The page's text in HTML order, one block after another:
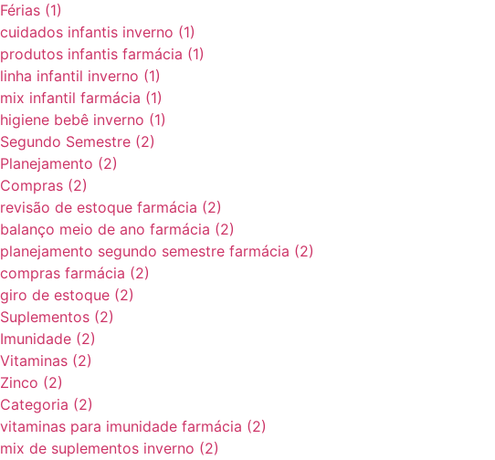
Férias (1)
cuidados infantis inverno (1)
produtos infantis farmácia (1)
linha infantil inverno (1)
mix infantil farmácia (1)
higiene bebê inverno (1)
Segundo Semestre (2)
Planejamento (2)
Compras (2)
revisão de estoque farmácia (2)
balanço meio de ano farmácia (2)
planejamento segundo semestre farmácia (2)
compras farmácia (2)
giro de estoque (2)
Suplementos (2)
Imunidade (2)
Vitaminas (2)
Zinco (2)
Categoria (2)
vitaminas para imunidade farmácia (2)
mix de suplementos inverno (2)